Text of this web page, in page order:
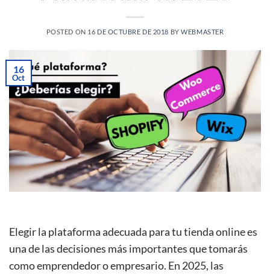
POSTED ON 16 DE OCTUBRE DE 2018 BYWEBMASTER
16
Oct
Elegir la plataforma adecuada para tu tienda online es
una de las decisiones más importantes que tomarás
como emprendedor o empresario. En 2025, las